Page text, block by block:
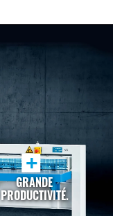
+
GRANDE
PRODUCTIVITÉ.